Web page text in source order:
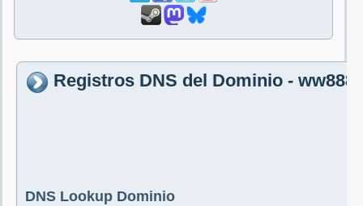
Registros DNS del Dominio -
DNS Lookup Dominio